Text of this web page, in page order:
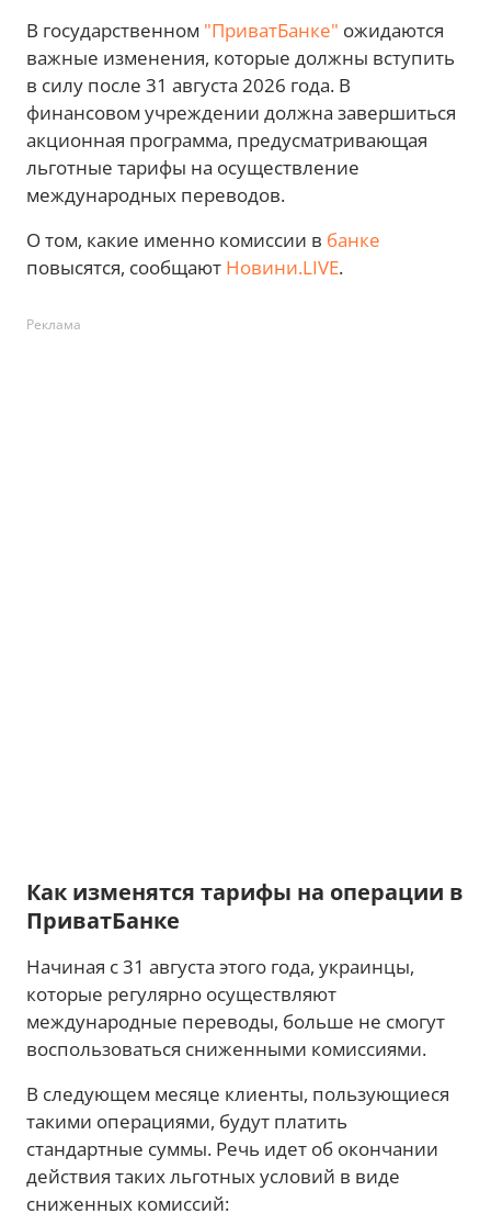
В государственном "ПриватБанке" ожидаются
важные изменения, которые должны вступить
в силу после 31 августа 2026 года. В
финансовом учреждении должна завершиться
акционная программа, предусматривающая
льготные тарифы на осуществление
международных переводов.
О том, какие именно комиссии в банке
повысятся, сообщают Новини.LIVE.
Реклама
Как изменятся тарифы на операции в
ПриватБанке
Начиная с 31 августа этого года, украинцы,
которые регулярно осуществляют
международные переводы, больше не смогут
воспользоваться сниженными комиссиями.
В следующем месяце клиенты, пользующиеся
такими операциями, будут платить
стандартные суммы. Речь идет об окончании
действия таких льготных условий в виде
сниженных комиссий: